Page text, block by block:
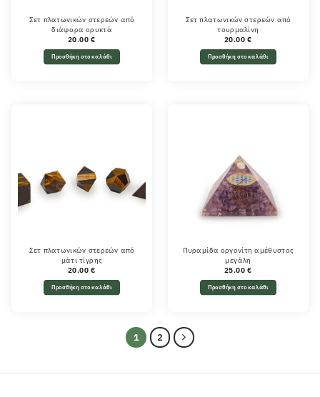
Σετ πλατωνικών στερεών από
διάφορα ορυκτά
20.00 €
Προσθήκη στο καλάθι
Σετ πλατωνικών στερεών από
τουρμαλίνη
20.00 €
Προσθήκη στο καλάθι
Σετ πλατωνικών στερεών από
μάτι τίγρης
20.00 €
Προσθήκη στο καλάθι
Πυραμίδα οργονίτη αμέθυστος
μεγάλη
25.00 €
Προσθήκη στο καλάθι
1 2